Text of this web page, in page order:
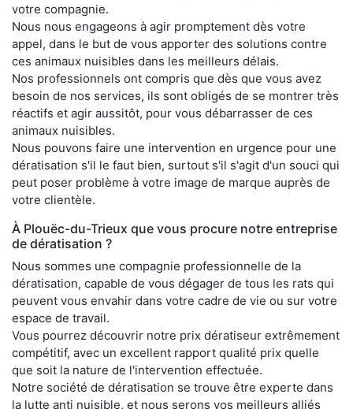
votre compagnie.
Nous nous engageons à agir promptement dès votre
appel, dans le but de vous apporter des solutions contre
ces animaux nuisibles dans les meilleurs délais.
Nos professionnels ont compris que dès que vous avez
besoin de nos services, ils sont obligés de se montrer très
réactifs et agir aussitôt, pour vous débarrasser de ces
animaux nuisibles.
Nous pouvons faire une intervention en urgence pour une
dératisation s'il le faut bien, surtout s'il s'agit d'un souci qui
peut poser problème à votre image de marque auprès de
votre clientèle.
À Plouëc-du-Trieux que vous procure notre entreprise
de dératisation ?
Nous sommes une compagnie professionnelle de la
dératisation, capable de vous dégager de tous les rats qui
peuvent vous envahir dans votre cadre de vie ou sur votre
espace de travail.
Vous pourrez découvrir notre prix dératiseur extrêmement
compétitif, avec un excellent rapport qualité prix quelle
que soit la nature de l'intervention effectuée.
Notre société de dératisation se trouve être experte dans
la lutte anti nuisible, et nous serons vos meilleurs alliés